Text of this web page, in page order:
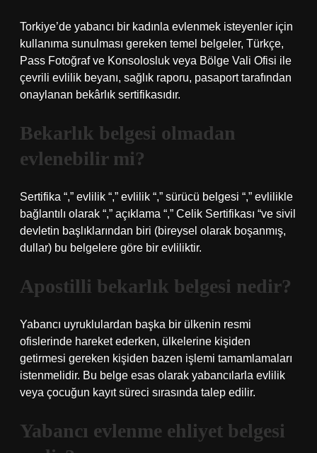
Torkiye’de yabancı bir kadınla evlenmek isteyenler için
kullanıma sunulması gereken temel belgeler, Türkçe,
Pass Fotoğraf ve Konsolosluk veya Bölge Vali Ofisi ile
çevrili evlilik beyanı, sağlık raporu, pasaport tarafından
onaylanan bekârlık sertifikasıdır.
Bekarlık belgesi olmadan
evlenebilir mi?
Sertifika “,” evlilik “,” evlilik “,” sürücü belgesi “,” evlilikle
bağlantılı olarak “,” açıklama “,” Celik Sertifikası “ve sivil
devletin başlıklarından biri (bireysel olarak boşanmış,
dullar) bu belgelere göre bir evliliktir.
Apostilli bekarlık belgesi nedir?
Yabancı uyruklulardan başka bir ülkenin resmi
ofislerinde hareket ederken, ülkelerine kişiden
getirmesi gereken kişiden bazen işlemi tamamlamaları
istenmelidir. Bu belge esas olarak yabancılarla evlilik
veya çocuğun kayıt süreci sırasında talep edilir.
Yabancı evlenme ehliyet belgesi